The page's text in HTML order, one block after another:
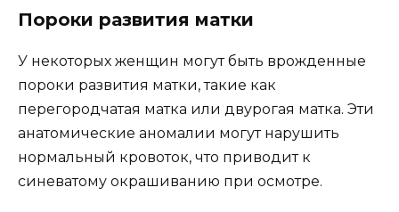
Пороки развития матки
У некоторых женщин могут быть врожденные
пороки развития матки, такие как
перегородчатая матка или двурогая матка. Эти
анатомические аномалии могут нарушить
нормальный кровоток, что приводит к
синеватому окрашиванию при осмотре.